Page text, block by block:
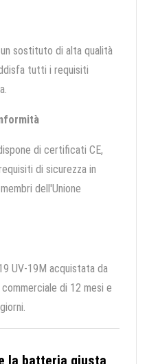
sostituto di alta qualità
tutti i requisiti
di certificati CE,
di sicurezza in
dell'Unione
UV-19M acquistata da
di 12 mesi e